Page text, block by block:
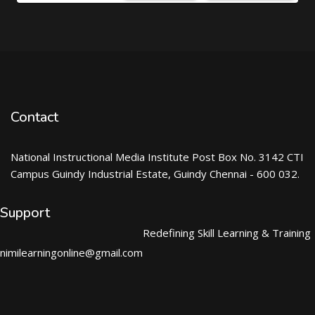
Contact
National Instructional Media Institute Post Box No. 3142 CTI
Campus Guindy Industrial Estate, Guindy Chennai - 600 032.
Support
nimilearningonline@gmail.com
Redefining Skill Learning & Training